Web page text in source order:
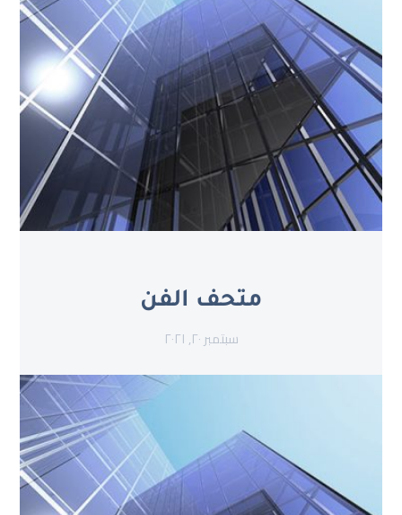
متحف الفن
سبتمبر ٢٠, ٢٠٢١